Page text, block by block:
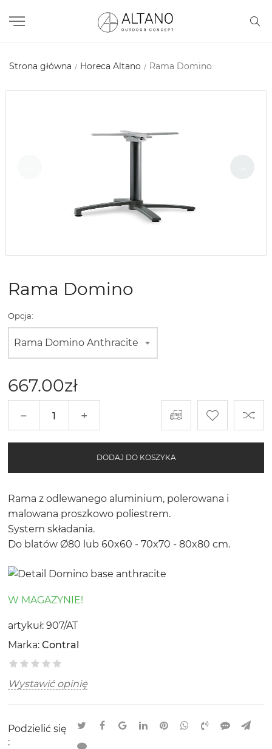
Strona główna Horeca Altano Rama Domino
Rama Domino
Opcja:
Rama Domino Anthracite
667.00zł
− +
DODAJ DO KOSZYKA
Rama z odlewanego aluminium, polerowana i
malowana proszkowo poliestrem.
System składania.
Do blatów Ø80 lub 60x60 - 70x70 - 80x80 cm.
W MAGAZYNIE!
artykuł: 907/AT
Marka: Contral
Wystawić opinię
Podzielić się
: